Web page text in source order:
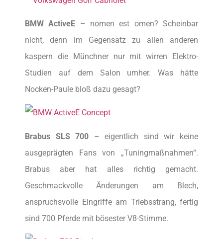
BMW ActiveE – nomen est omen? Scheinbar
nicht, denn im Gegensatz zu allen anderen
kaspern die Münchner nur mit wirren Elektro-
Studien auf dem Salon umher. Was hätte
Nocken-Paule bloß dazu gesagt?
Brabus SLS 700 – eigentlich sind wir keine
ausgeprägten Fans von „Tuningmaßnahmen“.
Brabus aber hat alles richtig gemacht.
Geschmackvolle Änderungen am Blech,
anspruchsvolle Eingriffe am Triebsstrang, fertig
sind 700 Pferde mit bösester V8-Stimme.